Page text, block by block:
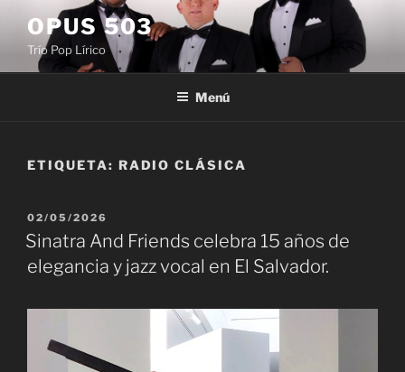
contenido
OPUS 503
Trío Pop Lírico
Menú
ETIQUETA: RADIO CLÁSICA
PUBLICADO
EL
02/05/2026
Sinatra And Friends celebra 15 años de
elegancia y jazz vocal en El Salvador.